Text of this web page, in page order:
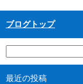
ブログトップ
最近の投稿